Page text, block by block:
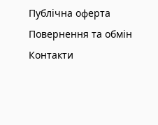
Публічна оферта
Повернення та обмін
Контакти